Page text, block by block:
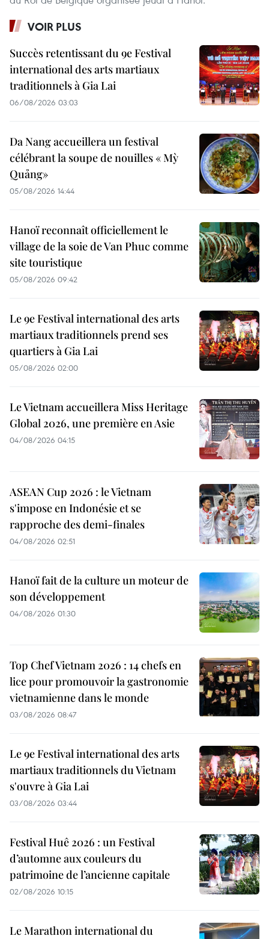
VOIR PLUS
Succès retentissant du 9e Festival
international des arts martiaux
traditionnels à Gia Lai
06/08/2026 03:03
Da Nang accueillera un festival
célébrant la soupe de nouilles « Mỳ
Quảng»
05/08/2026 14:44
Hanoï reconnaît officiellement le
village de la soie de Van Phuc comme
site touristique
05/08/2026 09:42
Le 9e Festival international des arts
martiaux traditionnels prend ses
quartiers à Gia Lai
05/08/2026 02:00
Le Vietnam accueillera Miss Heritage
Global 2026, une première en Asie
04/08/2026 04:15
ASEAN Cup 2026 : le Vietnam
s'impose en Indonésie et se
rapproche des demi-finales
04/08/2026 02:51
Hanoï fait de la culture un moteur de
son développement
04/08/2026 01:30
Top Chef Vietnam 2026 : 14 chefs en
lice pour promouvoir la gastronomie
vietnamienne dans le monde
03/08/2026 08:47
Le 9e Festival international des arts
martiaux traditionnels du Vietnam
s'ouvre à Gia Lai
03/08/2026 03:44
Festival Huê 2026 : un Festival
d’automne aux couleurs du
patrimoine de l’ancienne capitale
02/08/2026 10:15
Le Marathon international du